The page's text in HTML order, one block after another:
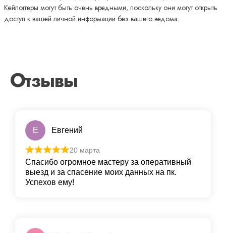
Кейлоггеры могут быть очень вредными, поскольку они могут открыть
доступ к вашей личной информации без вашего ведома.
Отзывы
Е Евгений
20 марта
Спасибо огромное мастеру за оперативный
выезд и за спасение моих данных на пк.
Успехов ему!